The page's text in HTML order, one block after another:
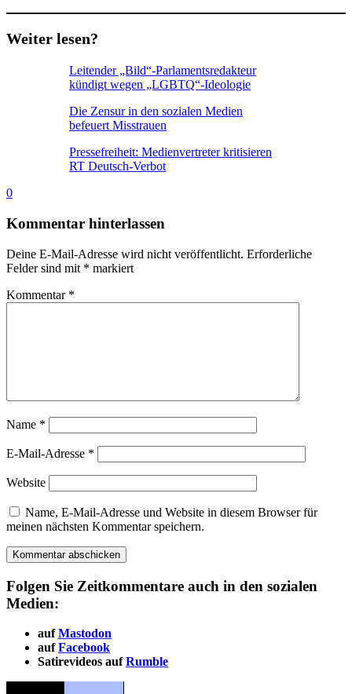
Weiter lesen?
Leitender „Bild“-Parlamentsredakteur
kündigt wegen „LGBTQ“-Ideologie
Die Zensur in den sozialen Medien
befeuert Misstrauen
Pressefreiheit: Medienvertreter kritisieren
RT Deutsch-Verbot
0
Kommentar hinterlassen
Deine E-Mail-Adresse wird nicht veröffentlicht. Erforderliche
Felder sind mit * markiert
Kommentar *
Name *
E-Mail-Adresse *
Website
Name, E-Mail-Adresse und Website in diesem Browser für
meinen nächsten Kommentar speichern.
Folgen Sie Zeitkommentare auch in den sozialen
Medien:
aufMastodon
auf Facebook
Satirevideos aufRumble